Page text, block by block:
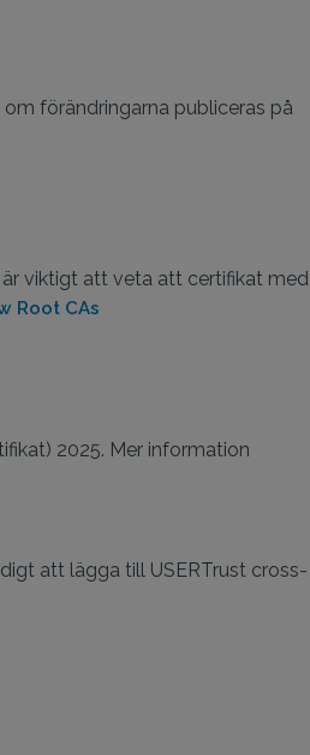
förändringarna publiceras på
viktigt att veta att certifikat med
Root CAs
2025. Mer information
att lägga till USERTrust cross-